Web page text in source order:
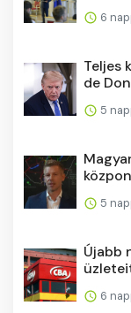
6
Teljes
de
5
5
Újabb
6